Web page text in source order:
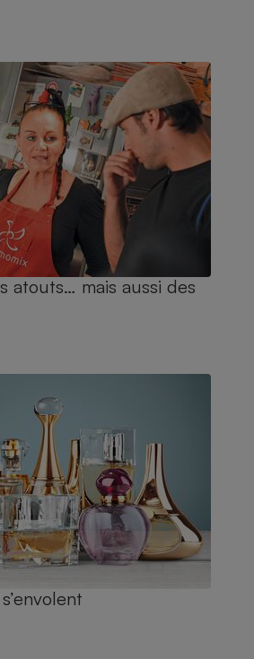
atouts… mais aussi des